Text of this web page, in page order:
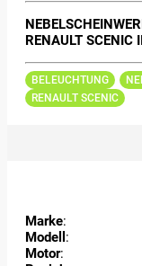
RENAULT SCENIC
BELEUCHTUNG
RENAULT SCENIC
Marke:
Modell :
Motor: